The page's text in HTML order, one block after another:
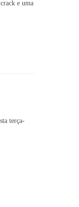
e uma
terça-